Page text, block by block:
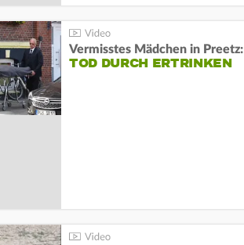
Vermisstes Mädchen in Preetz:
TOD DURCH ERTRINKEN